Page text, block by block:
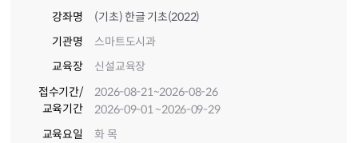
강좌명
(기초) 한글 기초(2022)
기관명
스마트도시과
교육장
신설교육장
접수기간/
교육기간
2026-08-21~2026-08-26
2026-09-01~2026-09-29
교육요일
화 목